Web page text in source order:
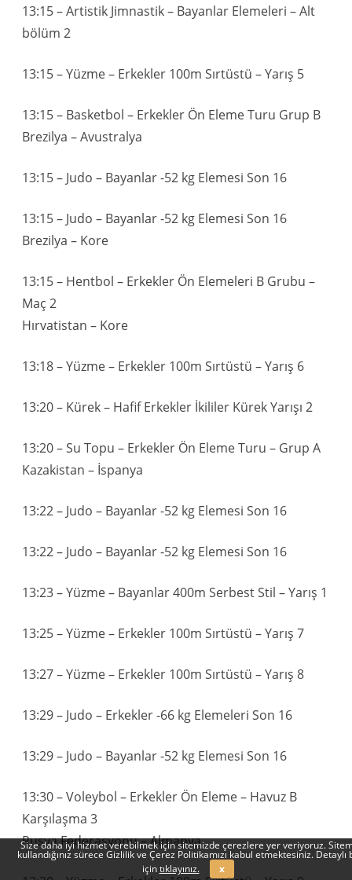
13:15 – Artistik Jimnastik – Bayanlar Elemeleri – Alt
bölüm 2
13:15 – Yüzme – Erkekler 100m Sırtüstü – Yarış 5
13:15 – Basketbol – Erkekler Ön Eleme Turu Grup B
Brezilya – Avustralya
13:15 – Judo – Bayanlar -52 kg Elemesi Son 16
13:15 – Judo – Bayanlar -52 kg Elemesi Son 16
Brezilya – Kore
13:15 – Hentbol – Erkekler Ön Elemeleri B Grubu –
Maç 2
Hırvatistan – Kore
13:18 – Yüzme – Erkekler 100m Sırtüstü – Yarış 6
13:20 – Kürek – Hafif Erkekler İkililer Kürek Yarışı 2
13:20 – Su Topu – Erkekler Ön Eleme Turu – Grup A
Kazakistan – İspanya
13:22 – Judo – Bayanlar -52 kg Elemesi Son 16
13:22 – Judo – Bayanlar -52 kg Elemesi Son 16
13:23 – Yüzme – Bayanlar 400m Serbest Stil – Yarış 1
13:25 – Yüzme – Erkekler 100m Sırtüstü – Yarış 7
13:27 – Yüzme – Erkekler 100m Sırtüstü – Yarış 8
13:29 – Judo – Erkekler -66 kg Elemeleri Son 16
13:29 – Judo – Bayanlar -52 kg Elemesi Son 16
13:30 – Voleybol – Erkekler Ön Eleme – Havuz B
Karşılaşma 3
Rusya Federasyonu – Almanya
Size daha iyi hizmet verebilmek için sitemizde çerezlere yer veriyoruz.
kullandığınız sürece Gizlilik ve Çerez Politikamızı kabul etmektesiniz. Detaylı
içintıklayınız. x